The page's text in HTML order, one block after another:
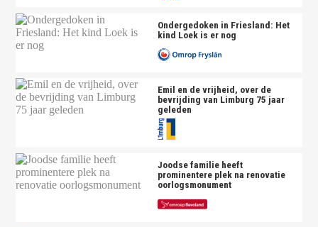
Ondergedoken in Friesland: Het
kind Loek is er nog
Emil en de vrijheid, over de
bevrijding van Limburg 75 jaar
geleden
Joodse familie heeft
prominentere plek na renovatie
oorlogsmonument